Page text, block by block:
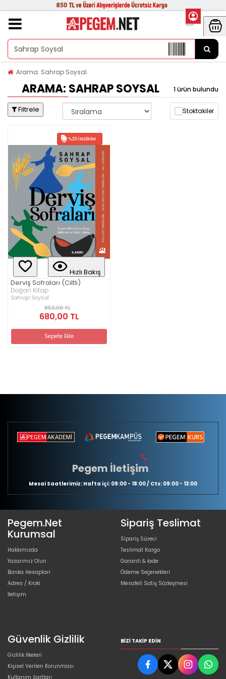
Arama: Sahrap Soysal
ARAMA: SAHRAP SOYSAL 1 ürün bulundu
Filtrele Stoktakiler
%20 İNDIRIM
Hızlı Bakış
Derviş Sofraları (Ciltli)
Doğan Kitap
Sahrap Soysal
850,00 TL
680,00 TL
Sepete Ekle
Pegem İletişim
Mesai Saatlerimiz: Hafta içi: 09:00 - 18:00 / Cts: 09:00 - 13:00
Pegem.Net
Kurumsal
Hakkımızda
Yazarımız Olun
Banka Hesapları
Adres / Kroki
İletişim
Sipariş Teslimat
Sipariş Süreci
Teslimat Kargo
Garanti & İade
Ödeme Seçenekleri
Mesafeli Satış Sözleşmesi
Güvenlik Gizlilik
Gizlilik İlkeleri
Kişisel Verilen Korunması
Kullanım Şartları
BIZI TAKIP EDIN